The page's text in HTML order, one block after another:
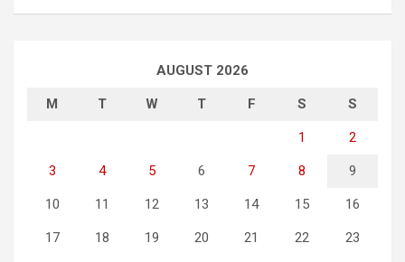
AUGUST 2026
M T W T F S S
1 2
3 4 5 6 7 8 9
10 11 12 13 14 15 16
17 18 19 20 21 22 23